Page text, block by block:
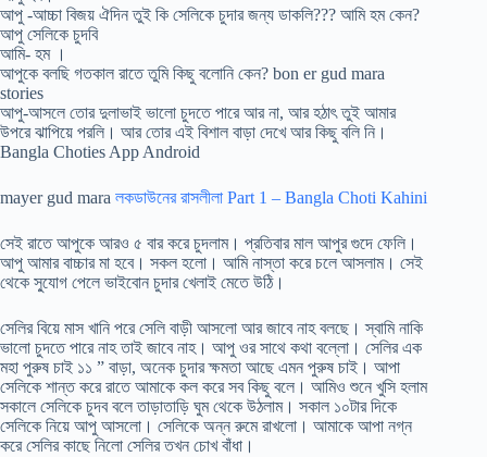
আপু -আচ্চা বিজয় ঐদিন তুই কি সেলিকে চুদার জন্য ডাকলি??? আমি হম কেন?
আপু সেলিকে চুদবি
আমি- হম ।
আপুকে বলছি গতকাল রাতে তুমি কিছু বলোনি কেন? bon er gud mara
stories
আপু-আসলে তোর দুলাভাই ভালো চুদতে পারে আর না, আর হঠাৎ তুই আমার
উপরে ঝাপিয়ে পরলি। আর তোর এই বিশাল বাড়া দেখে আর কিছু বলি নি।
Bangla Choties App Android
mayer gud mara লকডাউনের রাসলীলা​ Part 1 – Bangla Choti Kahini
সেই রাতে আপুকে আরও ৫ বার করে চুদলাম। প্রতিবার মাল আপুর গুদে ফেলি।
আপু আমার বাচ্চার মা হবে। সকল হলো। আমি নাস্তা করে চলে আসলাম। সেই
থেকে সু্যোগ পেলে ভাইবোন চুদার খেলাই মেতে উঠি।
সেলির বিয়ে মাস খানি পরে সেলি বাড়ী আসলো আর জাবে নাহ বলছে। স্বামি নাকি
ভালো চুদতে পারে নাহ তাই জাবে নাহ। আপু ওর সাথে কথা বল্লো। সেলির এক
মহা পুরুষ চাই ১১ ” বাড়া, অনেক চুদার ক্ষমতা আছে এমন পুরুষ চাই। আপা
সেলিকে শান্ত করে রাতে আমাকে কল করে সব কিছু বলে। আমিও শুনে খুসি হলাম
সকালে সেলিকে চুদব বলে তাড়াতাড়ি ঘুম থেকে উঠলাম। সকাল ১০টার দিকে
সেলিকে নিয়ে আপু আসলো। সেলিকে অন্ন রুমে রাখলো। আমাকে আপা নগ্ন
করে সেলির কাছে নিলো সেলির তখন চোখ বাঁধা।